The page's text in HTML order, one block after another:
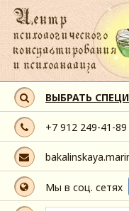
ВЫБРАТЬ
+7 912 249-41-89
Мы в соц. сетях